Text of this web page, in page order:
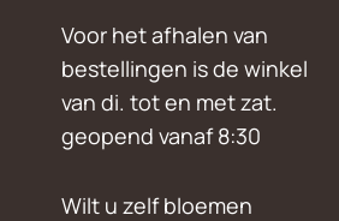
Voor het afhalen van
bestellingen is de winkel
van di. tot en met zat.
geopend vanaf 8:30
Wilt u zelf bloemen